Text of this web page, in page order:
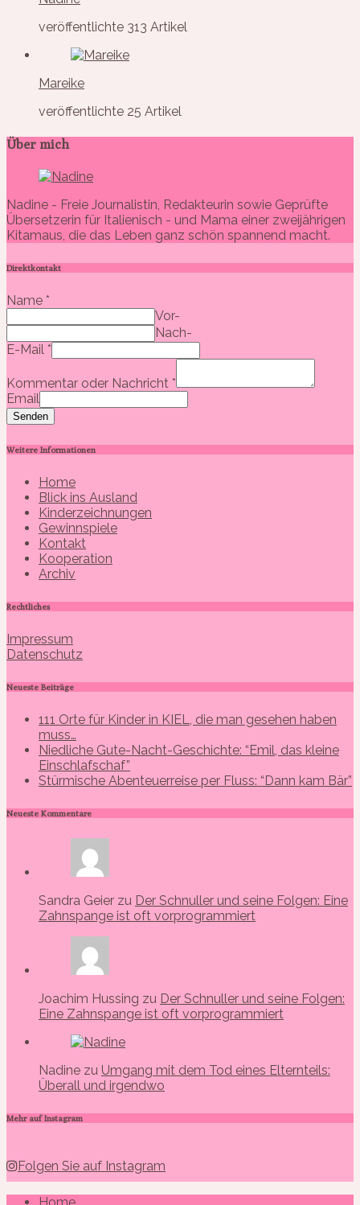
veröffentlichte 313 Artikel
Mareike
veröffentlichte 25 Artikel
Über mich
Nadine - Freie Journalistin, Redakteurin sowie Geprüfte
Übersetzerin für Italienisch - und Mama einer zweijährigen
Kitamaus, die das Leben ganz schön spannend macht.
Direktkontakt
Name *
Vor-
Nach-
E-Mail *
Kommentar oder Nachricht *
Email
Senden
Weitere Informationen
Home
Blick ins Ausland
Kinderzeichnungen
Gewinnspiele
Kontakt
Kooperation
Archiv
Rechtliches
Impressum
Datenschutz
Neueste Beiträge
111 Orte für Kinder in KIEL, die man gesehen haben
muss…
Niedliche Gute-Nacht-Geschichte: “Emil, das kleine
Einschlafschaf”
Stürmische Abenteuerreise per Fluss: “Dann kam Bär”
Neueste Kommentare
Sandra Geier zu Der Schnuller und seine Folgen: Eine
Zahnspange ist oft vorprogrammiert
Joachim Hussing zu Der Schnuller und seine Folgen:
Eine Zahnspange ist oft vorprogrammiert
Nadine zu Umgang mit dem Tod eines Elternteils:
Überall und irgendwo
Mehr auf Instagram
Folgen Sie auf Instagram